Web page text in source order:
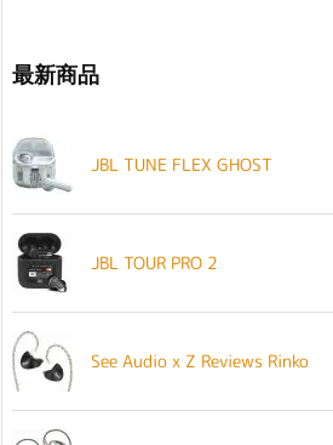
最新商品
JBL TUNE FLEX GHOST
JBL TOUR PRO 2
See Audio x Z Reviews Rinko